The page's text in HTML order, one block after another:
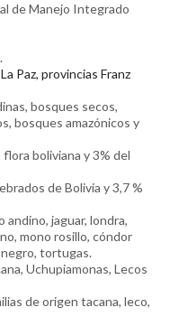
de Manejo Integrado
Paz, provincias Franz
bosques secos,
bosques amazónicos y
flora boliviana y 3% del
de Bolivia y 3,7 %
andino, jaguar, londra,
mono rosillo, cóndor
negro, tortugas.
Uchupiamonas, Lecos
de origen tacana, leco,